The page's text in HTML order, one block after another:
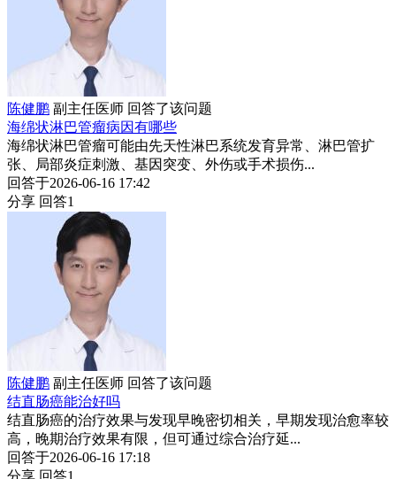
陈健鹏 副主任医师 回答了该问题
海绵状淋巴管瘤病因有哪些
海绵状淋巴管瘤可能由先天性淋巴系统发育异常、淋巴管扩
张、局部炎症刺激、基因突变、外伤或手术损伤...
回答于2026-06-16 17:42
分享 回答1
陈健鹏 副主任医师 回答了该问题
结直肠癌能治好吗
结直肠癌的治疗效果与发现早晚密切相关，早期发现治愈率较
高，晚期治疗效果有限，但可通过综合治疗延...
回答于2026-06-16 17:18